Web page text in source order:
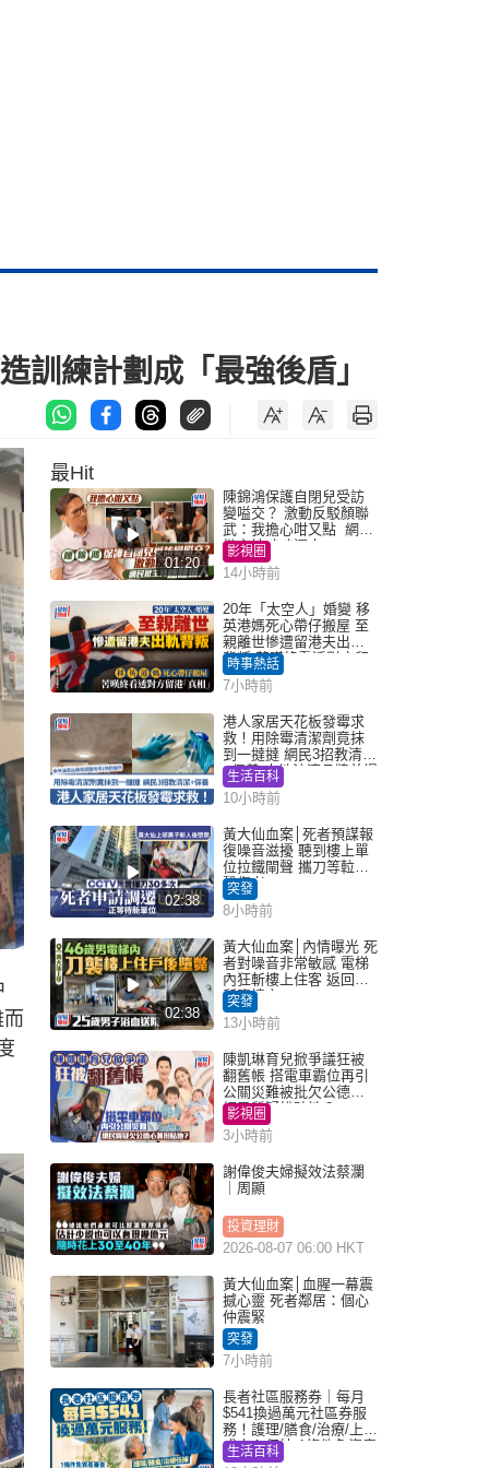
訓練計劃成「最強後盾」
最Hit
01:20
陳錦鴻保護自閉兒受訪
變嗌交？ 激動反駁顏聯
武：我擔心咁又點 網民
批主持咄咄逼人
影視圈
14小時前
20年「太空人」婚變 移
英港媽死心帶仔搬屋 至
親離世慘遭留港夫出軌
背叛 苦嘆終看透對方留
港「真相」｜Juicy叮
時事熱話
7小時前
港人家居天花板發霉求
救！用除霉清潔劑竟抹
到一撻撻 網民3招教清潔
+保養 本地油漆品牌曾提
醒勿用1物防變色
生活百科
10小時前
02:38
黃大仙血案│死者預謀報
復噪音滋擾 聽到樓上單
位拉鐵閘聲 攜刀等𨋢伏
擊傷者
突發
8小時前
02:38
黃大仙血案│內情曝光 死
者對噪音非常敏感 電梯
內狂斬樓上住客 返回住
所墮樓亡
突發
13小時前
陳凱琳育兒掀爭議狂被
翻舊帳 搭電車霸位再引
公關災難被批欠公德心
網民質疑扮貼地？
影視圈
3小時前
謝偉俊夫婦擬效法蔡瀾
｜周顯
投資理財
2026-08-07 06:00 HKT
黃大仙血案│血腥一幕震
撼心靈 死者鄰居：個心
仲震緊
突發
7小時前
長者社區服務券｜每月
$541換過萬元社區券服
務！護理/膳食/治療/上門
或中心任揀 1條件免資產
審查（附申請資格及教
生活百科